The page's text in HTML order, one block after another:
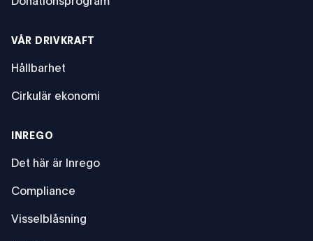
VÅR DRIVKRAFT
Hållbarhet
Cirkulär ekonomi
INREGO
Det här är Inrego
Compliance
Visselblåsning